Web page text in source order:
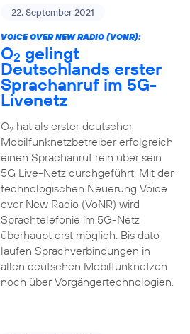
22. September 2021
VOICE OVER NEW RADIO (VONR):
O2 gelingt
Deutschlands erster
Sprachanruf im 5G-
Livenetz
O2hat als erster deutscher
Mobilfunknetzbetreiber erfolgreich
einen Sprachanruf rein über sein
5G Live-Netz durchgeführt. Mit der
technologischen Neuerung Voice
over New Radio (VoNR) wird
Sprachtelefonie im 5G-Netz
überhaupt erst möglich. Bis dato
laufen Sprachverbindungen in
allen deutschen Mobilfunknetzen
noch über Vorgängertechnologien.